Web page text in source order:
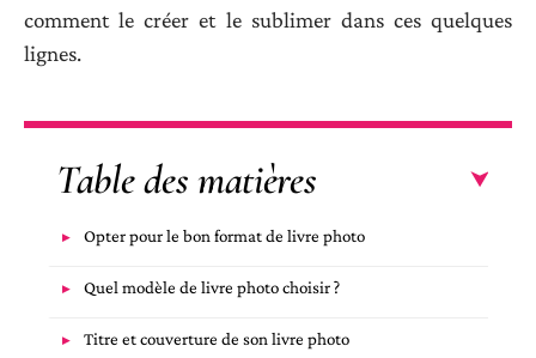
comment le créer et le sublimer dans ces quelques
lignes.
Table des matières
Opter pour le bon format de livre photo
Quel modèle de livre photo choisir ?
Titre et couverture de son livre photo